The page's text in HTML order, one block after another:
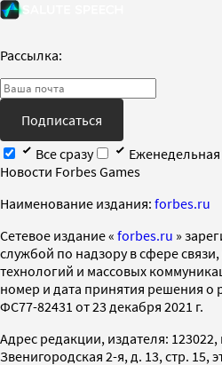
Рассылка:
Подписаться
Все сразу
Еженедельная
Новости Forbes Games
Наименование издания: forbes.ru
Cетевое издание « forbes.ru »
службой по надзору в сфере
технологий и массовых
номер и дата принятия решения о
ФС77-82431 от 23 декабря 2021 г.
Адрес редакции, издателя: 123022,
Звенигородская 2-я, д. 13, стр. 15,